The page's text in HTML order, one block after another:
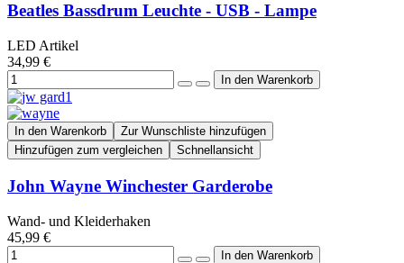
Beatles Bassdrum Leuchte - USB - Lampe
LED Artikel
34,99 €
In den Warenkorb
Zur Wunschliste hinzufügen
Hinzufügen zum vergleichen
Schnellansicht
John Wayne Winchester Garderobe
Wand- und Kleiderhaken
45,99 €